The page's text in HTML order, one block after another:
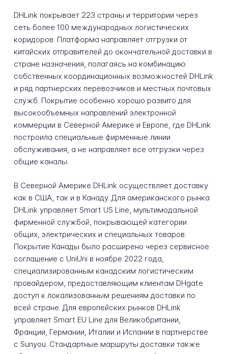
DHLink покрывает 223 страны и территории через
сеть более 100 международных логистических
коридоров. Платформа направляет отгрузки от
китайских отправителей до окончательной доставки в
стране назначения, полагаясь на комбинацию
собственных координационных возможностей DHLink
и ряд партнерских перевозчиков и местных почтовых
служб. Покрытие особенно хорошо развито для
высокообъемных направлений электронной
коммерции в Северной Америке и Европе, где DHLink
построила специальные фирменные линии
обслуживания, а не направляет все отгрузки через
общие каналы.
В Северной Америке DHLink осуществляет доставку
как в США, так и в Канаду. Для американского рынка
DHLink управляет Smart US Line, мультимодальной
фирменной службой, покрывающей категории
общих, электрических и специальных товаров.
Покрытие Канады было расширено через сервисное
соглашение с UniUni в ноябре 2022 года,
специализированным канадским логистическим
провайдером, предоставляющим клиентам DHgate
доступ к локализованным решениям доставки по
всей стране. Для европейских рынков DHLink
управляет Smart EU Line для Великобритании,
Франции, Германии, Италии и Испании в партнерстве
с Sunyou. Стандартные маршруты доставки также